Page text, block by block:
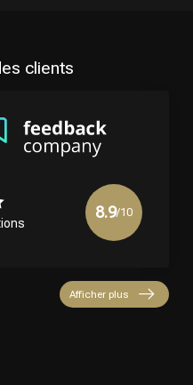
clients
8.9/10
Afficher plus